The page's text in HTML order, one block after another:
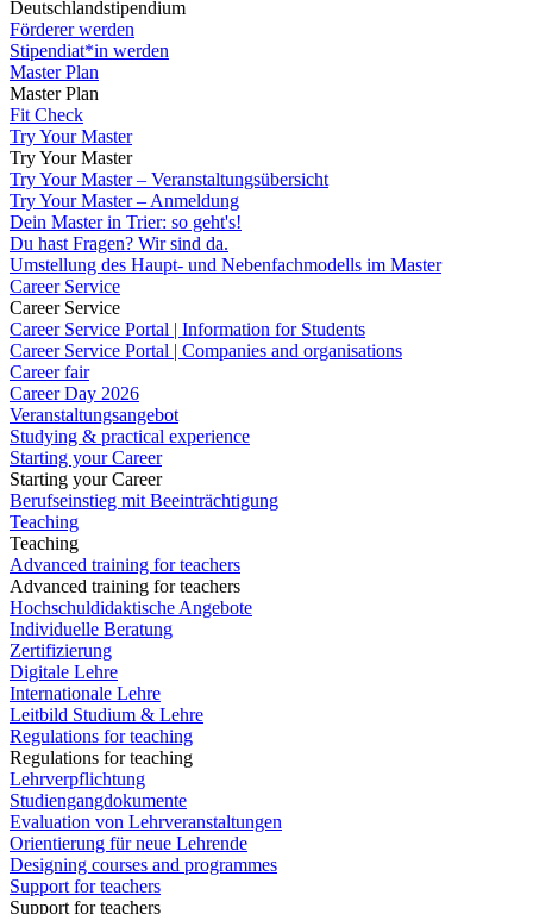
Deutschlandstipendium
Förderer werden
Stipendiat*in werden
Master Plan
Master Plan
Fit Check
Try Your Master
Try Your Master
Try Your Master – Veranstaltungsübersicht
Try Your Master – Anmeldung
Dein Master in Trier: so geht's!
Du hast Fragen? Wir sind da.
Umstellung des Haupt- und Nebenfachmodells im Master
Career Service
Career Service
Career Service Portal | Information for Students
Career Service Portal | Companies and organisations
Career fair
Career Day 2026
Veranstaltungsangebot
Studying & practical experience
Starting your Career
Starting your Career
Berufseinstieg mit Beeinträchtigung
Teaching
Teaching
Advanced training for teachers
Advanced training for teachers
Hochschuldidaktische Angebote
Individuelle Beratung
Zertifizierung
Digitale Lehre
Internationale Lehre
Leitbild Studium & Lehre
Regulations for teaching
Regulations for teaching
Lehrverpflichtung
Studiengangdokumente
Evaluation von Lehrveranstaltungen
Orientierung für neue Lehrende
Designing courses and programmes
Support for teachers
Support for teachers